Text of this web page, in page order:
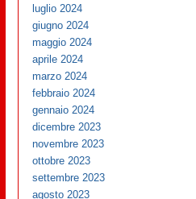
luglio 2024
giugno 2024
maggio 2024
aprile 2024
marzo 2024
febbraio 2024
gennaio 2024
dicembre 2023
novembre 2023
ottobre 2023
settembre 2023
agosto 2023